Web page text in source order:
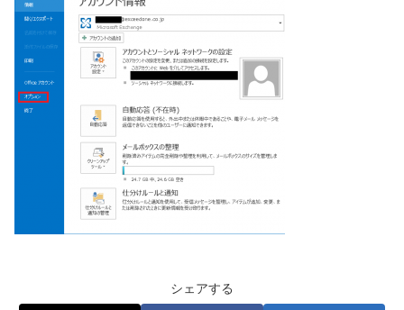
シェアする